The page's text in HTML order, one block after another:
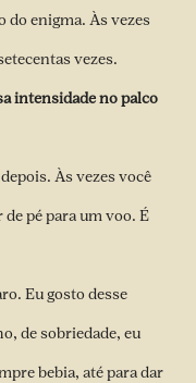
do enigma. Às vezes
vezes.
intensidade no palco
Às vezes você
de pé para um voo. É
Eu gosto desse
de sobriedade, eu
bebia, até para dar